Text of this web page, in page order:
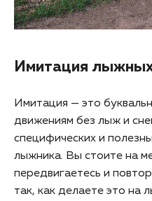
Имитация
Имитация — это
движениям без лыж и
специфических и
лыжника. Вы стоите на
передвигаетесь и
так, как делаете это на